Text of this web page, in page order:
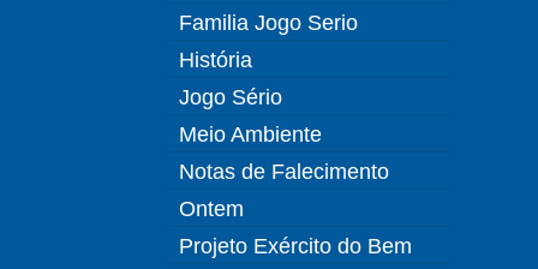
Familia Jogo Serio
História
Jogo Sério
Meio Ambiente
Notas de Falecimento
Ontem
Projeto Exército do Bem